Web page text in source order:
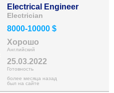
Electrical Engineer
Electrician
8000-10000 $
Хорошо
Английский
25.03.2022
Готовность
более месяца назад
был на сайте